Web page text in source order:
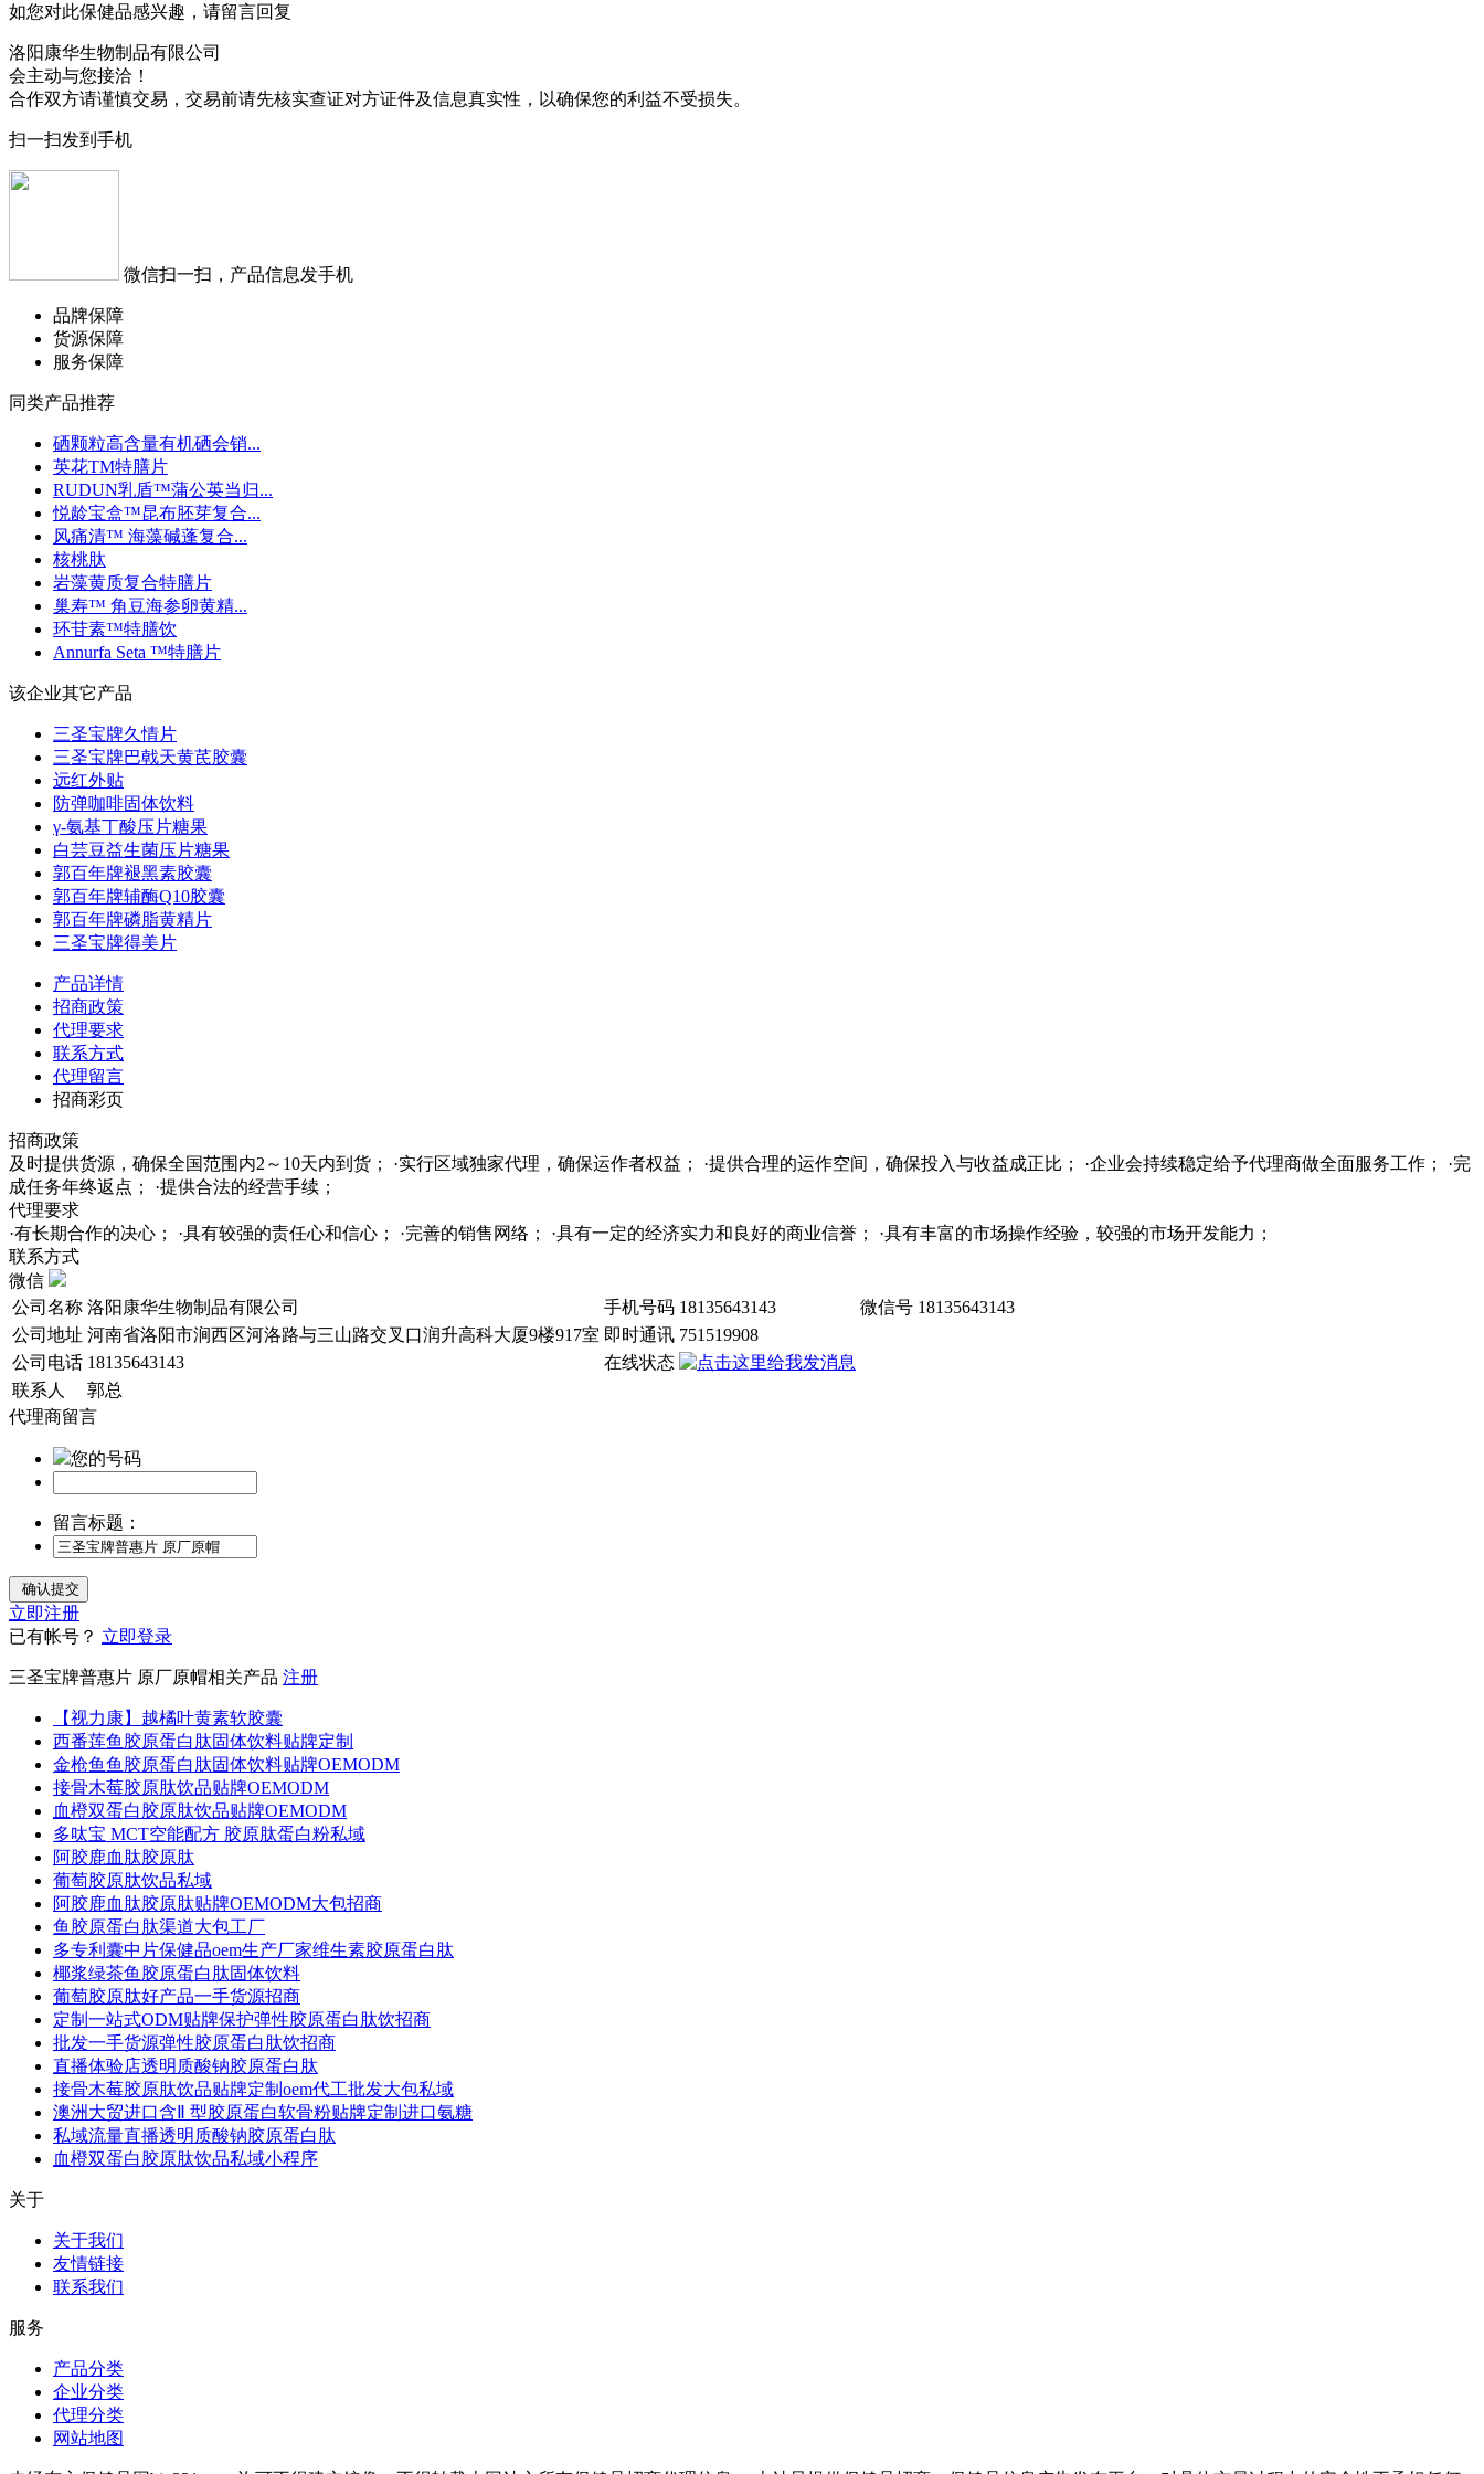
如您对此保健品感兴趣，请留言回复
洛阳康华生物制品有限公司
会主动与您接洽！
合作双方请谨慎交易，交易前请先核实查证对方证件及信息真实性，以确保您的利益不受损失。
扫一扫发到手机
微信扫一扫，产品信息发手机
品牌保障
货源保障
服务保障
同类产品推荐
硒颗粒高含量有机硒会销...
英花TM特膳片
RUDUN乳盾™蒲公英当归...
悦龄宝盒™昆布胚芽复合...
风痛清™ 海藻碱蓬复合...
核桃肽
岩藻黄质复合特膳片
巢寿™ 角豆海参卵黄精...
环苷素™特膳饮
Annurfa Seta ™特膳片
该企业其它产品
三圣宝牌久情片
三圣宝牌巴戟天黄芪胶囊
远红外贴
防弹咖啡固体饮料
γ-氨基丁酸压片糖果
白芸豆益生菌压片糖果
郭百年牌褪黑素胶囊
郭百年牌辅酶Q10胶囊
郭百年牌磷脂黄精片
三圣宝牌得美片
产品详情
招商政策
代理要求
联系方式
代理留言
招商彩页
招商政策
及时提供货源，确保全国范围内2～10天内到货； ·实行区域独家代理，确保运作者权益； ·提供合理的运作空间，确保投入与收益成正比； ·企业会持续稳定给予代理商做全面服务工作； ·完
成任务年终返点； ·提供合法的经营手续；
代理要求
·有长期合作的决心； ·具有较强的责任心和信心； ·完善的销售网络； ·具有一定的经济实力和良好的商业信誉； ·具有丰富的市场操作经验，较强的市场开发能力；
联系方式
微信
公司名称 洛阳康华生物制品有限公司 手机号码 18135643143 微信号 18135643143
公司地址 河南省洛阳市涧西区河洛路与三山路交叉口润升高科大厦9楼917室 即时通讯 751519908
公司电话 18135643143
在线状态
联系人
郭总
代理商留言
您的号码
留言标题：
立即注册
已有帐号？ 立即登录
三圣宝牌普惠片 原厂原帽相关产品 注册
【视力康】越橘叶黄素软胶囊
西番莲鱼胶原蛋白肽固体饮料贴牌定制
金枪鱼鱼胶原蛋白肽固体饮料贴牌OEMODM
接骨木莓胶原肽饮品贴牌OEMODM
血橙双蛋白胶原肽饮品贴牌OEMODM
多呔宝 MCT空能配方 胶原肽蛋白粉私域
阿胶鹿血肽胶原肽
葡萄胶原肽饮品私域
阿胶鹿血肽胶原肽贴牌OEMODM大包招商
鱼胶原蛋白肽渠道大包工厂
多专利囊中片保健品oem生产厂家维生素胶原蛋白肽
椰浆绿茶鱼胶原蛋白肽固体饮料
葡萄胶原肽好产品一手货源招商
定制一站式ODM贴牌保护弹性胶原蛋白肽饮招商
批发一手货源弹性胶原蛋白肽饮招商
直播体验店透明质酸钠胶原蛋白肽
接骨木莓胶原肽饮品贴牌定制oem代工批发大包私域
澳洲大贸进口含Ⅱ 型胶原蛋白软骨粉贴牌定制进口氨糖
私域流量直播透明质酸钠胶原蛋白肽
血橙双蛋白胶原肽饮品私域小程序
关于
关于我们
友情链接
联系我们
服务
产品分类
企业分类
代理分类
网站地图